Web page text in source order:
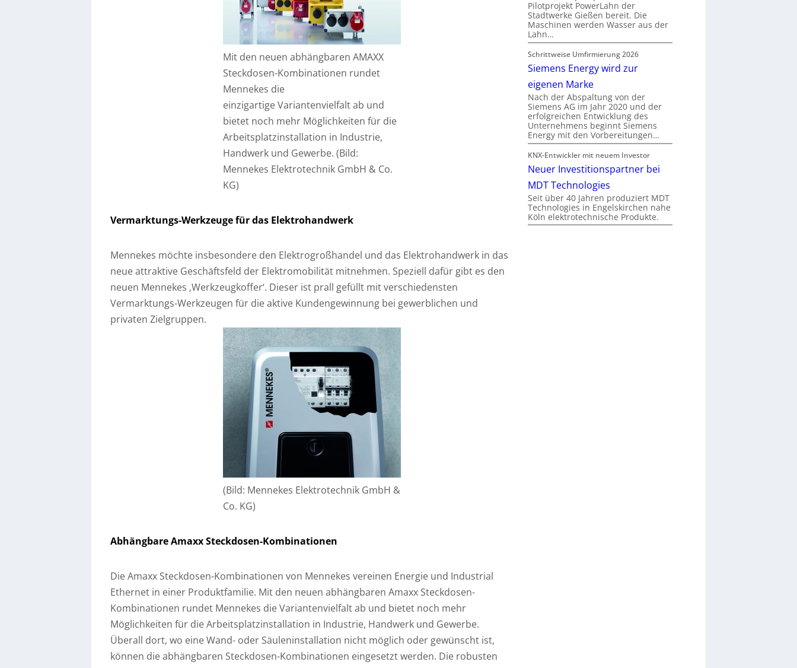
Mit den neuen abhängbaren AMAXX
Steckdosen-Kombinationen rundet
Mennekes die
einzigartige Variantenvielfalt ab und
bietet noch mehr Möglichkeiten für die
Arbeitsplatzinstallation in Industrie,
Handwerk und Gewerbe. (Bild:
Mennekes Elektrotechnik GmbH & Co.
KG)
Vermarktungs-Werkzeuge für das Elektrohandwerk
Mennekes möchte insbesondere den Elektrogroßhandel und das Elektrohandwerk in das
neue attraktive Geschäftsfeld der Elektromobilität mitnehmen. Speziell dafür gibt es den
neuen Mennekes ‚Werkzeugkoffer‘. Dieser ist prall gefüllt mit verschiedensten
Vermarktungs-Werkzeugen für die aktive Kundengewinnung bei gewerblichen und
privaten Zielgruppen.
(Bild: Mennekes Elektrotechnik GmbH &
Co. KG)
Abhängbare Amaxx Steckdosen-Kombinationen
Die Amaxx Steckdosen-Kombinationen von Mennekes vereinen Energie und Industrial
Ethernet in einer Produktfamilie. Mit den neuen abhängbaren Amaxx Steckdosen-
Kombinationen rundet Mennekes die Variantenvielfalt ab und bietet noch mehr
Möglichkeiten für die Arbeitsplatzinstallation in Industrie, Handwerk und Gewerbe.
Überall dort, wo eine Wand- oder Säuleninstallation nicht möglich oder gewünscht ist,
können die abhängbaren Steckdosen-Kombinationen eingesetzt werden. Die robusten
Pilotprojekt PowerLahn der
Stadtwerke Gießen bereit. Die
Maschinen werden Wasser aus der
Lahn…
Schrittweise Umfirmierung 2026
Siemens Energy wird zur
eigenen Marke
Nach der Abspaltung von der
Siemens AG im Jahr 2020 und der
erfolgreichen Entwicklung des
Unternehmens beginnt Siemens
Energy mit den Vorbereitungen…
KNX-Entwickler mit neuem Investor
Neuer Investitionspartner bei
MDT Technologies
Seit über 40 Jahren produziert MDT
Technologies in Engelskirchen nahe
Köln elektrotechnische Produkte.